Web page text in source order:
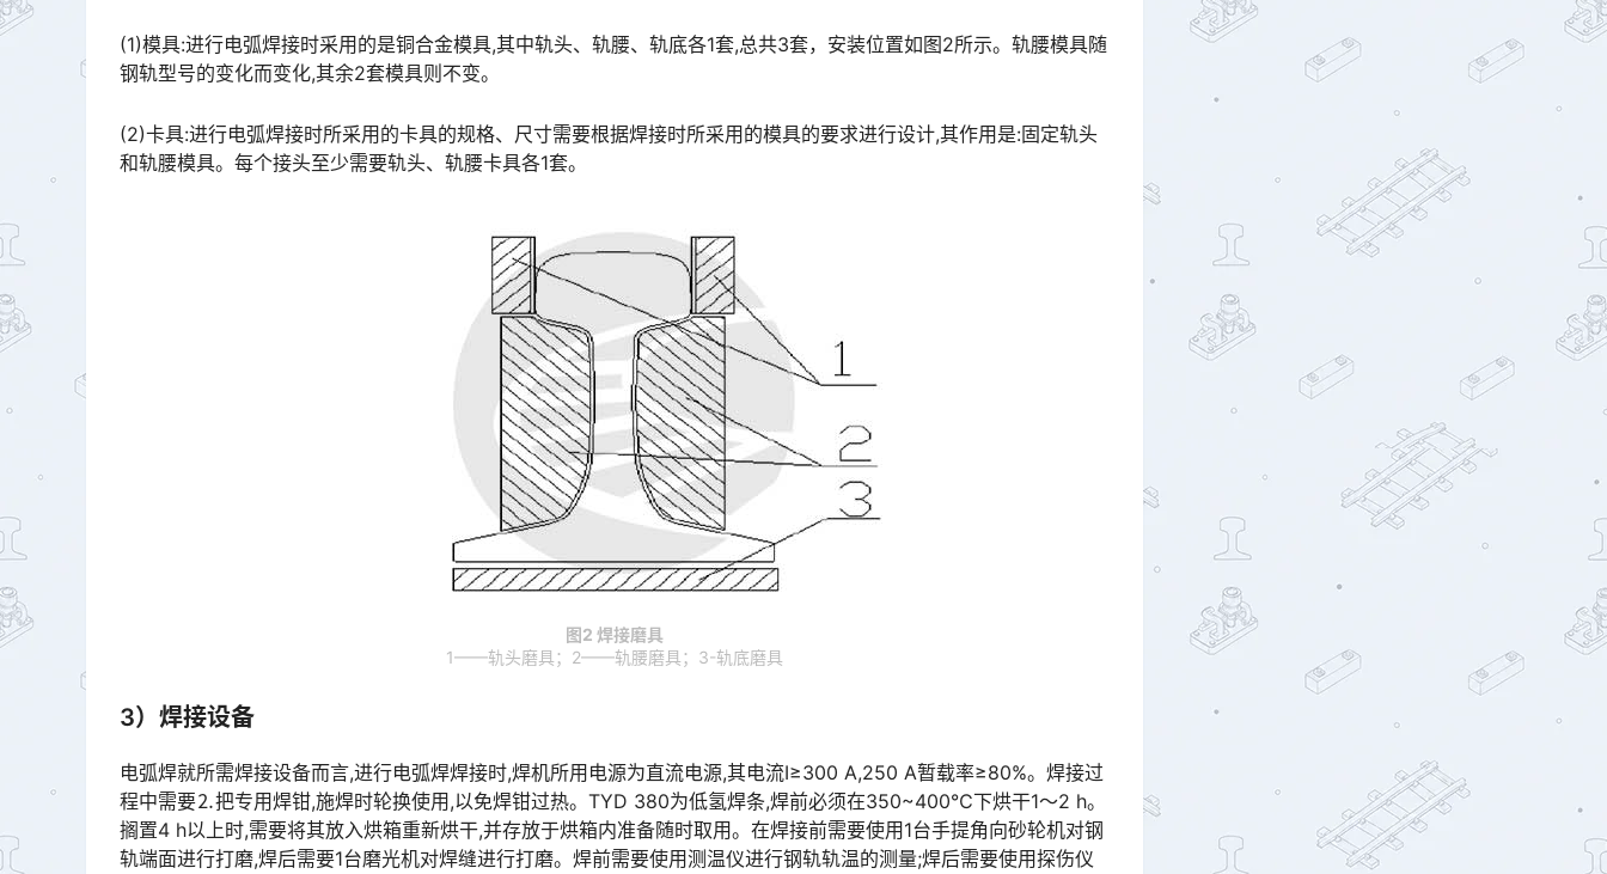
(1)模具:进行电弧焊接时采用的是铜合金模具,其中轨头、轨腰、轨底各1套,总共3套，安装位置如图2所示。轨腰模具随
钢轨型号的变化而变化,其余2套模具则不变。
(2)卡具:进行电弧焊接时所采用的卡具的规格、尺寸需要根据焊接时所采用的模具的要求进行设计,其作用是:固定轨头
和轨腰模具。每个接头至少需要轨头、轨腰卡具各1套。󠅅󠅃󠄵󠅂󠄪󠇖󠆨󠆨󠇕󠆞󠆒󠅬󠇘󠆭󠆘󠇙󠆝󠅵󠇗󠆭󠆁󠄐󠇗󠅹󠅸󠇖󠆍󠅳󠇖󠅹󠅰󠇖󠆌󠅹
图2 焊接磨具
1——轨头磨具；2——轨腰磨具；3-轨底磨具
3）焊接设备
电弧焊就所需焊接设备而言,进行电弧焊焊接时,焊机所用电源为直流电源,其电流I≥300 A,250 A暂载率≥80%。焊接过
程中需要⒉把专用焊钳,施焊时轮换使用,以免焊钳过热。TYD 380为低氢焊条,焊前必须在350~400℃下烘干1～2 h。
搁置4 h以上时,需要将其放入烘箱重新烘干,并存放于烘箱内准备随时取用。在焊接前需要使用1台手提角向砂轮机对钢
轨端面进行打磨,焊后需要1台磨光机对焊缝进行打磨。焊前需要使用测温仪进行钢轨轨温的测量;焊后需要使用探伤仪